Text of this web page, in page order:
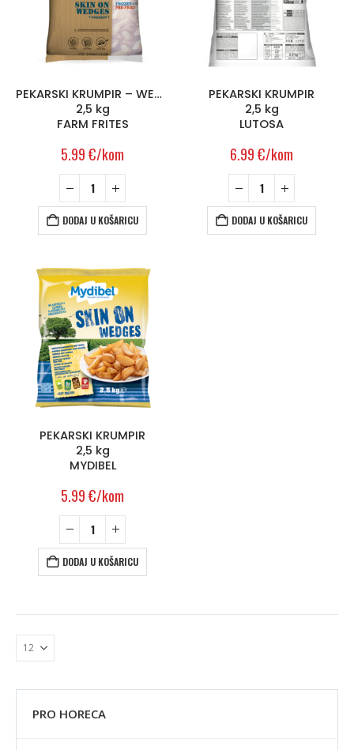
PEKARSKI KRUMPIR – WEDGES SKIN ON
2,5 kg
FARM FRITES
5.99€/kom
DODAJ U KOŠARICU
PEKARSKI KRUMPIR
2,5 kg
LUTOSA
6.99€/kom
DODAJ U KOŠARICU
PEKARSKI KRUMPIR
2,5 kg
MYDIBEL
5.99€/kom
DODAJ U KOŠARICU
PRO HORECA